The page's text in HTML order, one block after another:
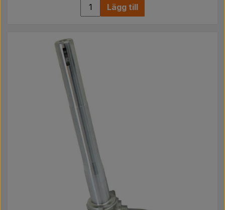
Lägg till